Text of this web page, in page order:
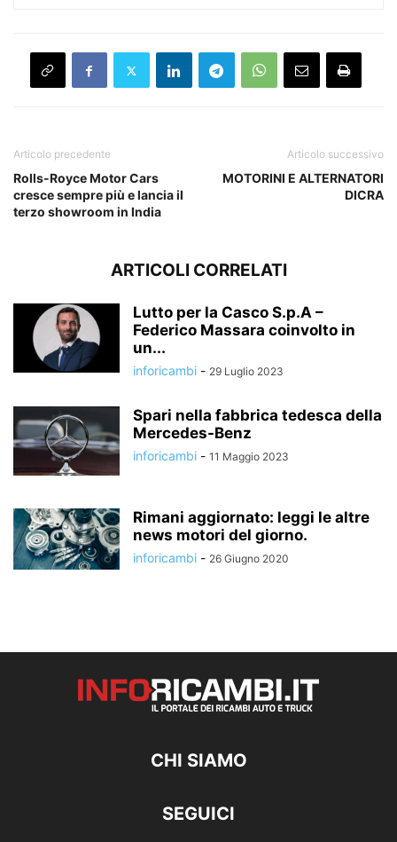
Articolo precedente
Rolls-Royce Motor Cars
cresce sempre più e lancia il
terzo showroom in India
Articolo successivo
MOTORINI E ALTERNATORI
DICRA
ARTICOLI CORRELATI
Lutto per la Casco S.p.A –
Federico Massara coinvolto in
un...
inforicambi - 29 Luglio 2023
Spari nella fabbrica tedesca della
Mercedes-Benz
inforicambi - 11 Maggio 2023
Rimani aggiornato: leggi le altre
news motori del giorno.
inforicambi - 26 Giugno 2020
CHI SIAMO
SEGUICI